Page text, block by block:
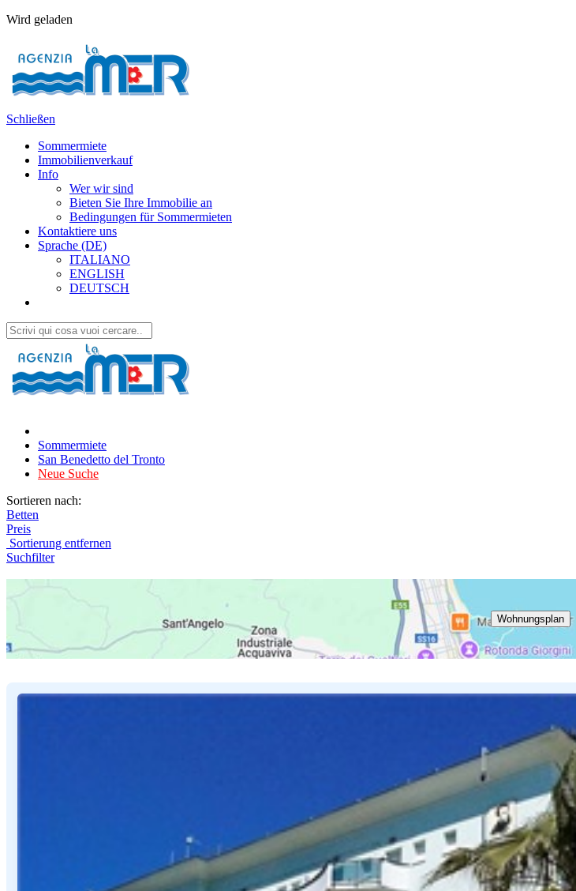
Wird geladen
Schließen
Sommermiete
Immobilienverkauf
Info
Wer wir sind
Bieten Sie Ihre Immobilie an
Bedingungen für Sommermieten
Kontaktiere uns
Sprache (DE)
ITALIANO
ENGLISH
DEUTSCH
Sommermiete
San Benedetto del Tronto
Neue Suche
Sortieren nach:
Betten
Preis
Sortierung entfernen
Suchfilter